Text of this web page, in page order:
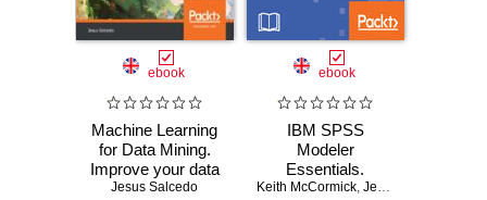
ebook
Machine Learning
for Data Mining.
Improve your data
mining capabilities
Jesus Salcedo
ebook
IBM SPSS
Modeler
Essentials.
Effective
Keith McCormick, Jesus Salcedo